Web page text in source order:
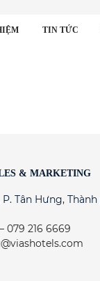
TIN TỨC
& MARKETING
Tân Hưng,
079 216 6669